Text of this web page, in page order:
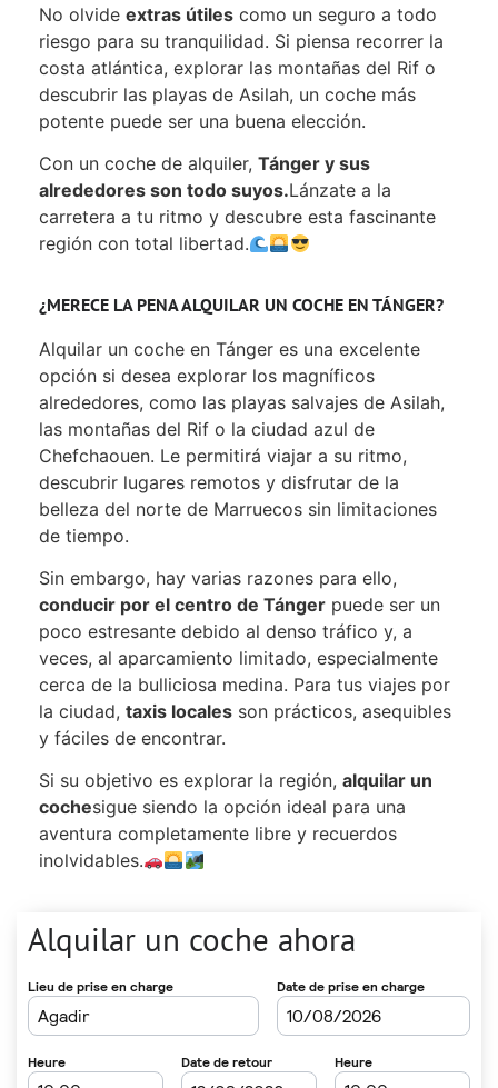
No olvide extras útiles como un seguro a todo
riesgo para su tranquilidad. Si piensa recorrer la
costa atlántica, explorar las montañas del Rif o
descubrir las playas de Asilah, un coche más
potente puede ser una buena elección.
Con un coche de alquiler, Tánger y sus
alrededores son todo suyos.Lánzate a la
carretera a tu ritmo y descubre esta fascinante
región con total libertad.
¿MERECE LA PENA ALQUILAR UN COCHE EN TÁNGER?
Alquilar un coche en Tánger es una excelente
opción si desea explorar los magníficos
alrededores, como las playas salvajes de Asilah,
las montañas del Rif o la ciudad azul de
Chefchaouen. Le permitirá viajar a su ritmo,
descubrir lugares remotos y disfrutar de la
belleza del norte de Marruecos sin limitaciones
de tiempo.
Sin embargo, hay varias razones para ello,
conducir por el centro de Tánger puede ser un
poco estresante debido al denso tráfico y, a
veces, al aparcamiento limitado, especialmente
cerca de la bulliciosa medina. Para tus viajes por
la ciudad, taxis locales son prácticos, asequibles
y fáciles de encontrar.
Si su objetivo es explorar la región, alquilar un
cochesigue siendo la opción ideal para una
aventura completamente libre y recuerdos
inolvidables.
Alquilar un coche ahora